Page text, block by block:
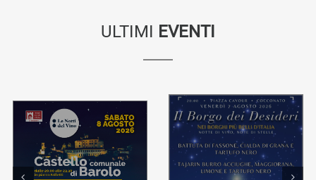
ULTIMI EVENTI